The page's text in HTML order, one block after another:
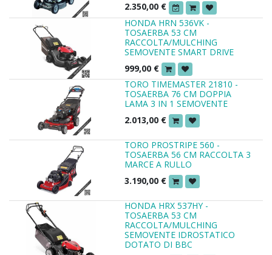
2.350,00 €
HONDA HRN 536VK -
TOSAERBA 53 CM
RACCOLTA/MULCHING
SEMOVENTE SMART DRIVE
999,00 €
TORO TIMEMASTER 21810 -
TOSAERBA 76 CM DOPPIA
LAMA 3 IN 1 SEMOVENTE
2.013,00 €
TORO PROSTRIPE 560 -
TOSAERBA 56 CM RACCOLTA 3
MARCE A RULLO
3.190,00 €
HONDA HRX 537HY -
TOSAERBA 53 CM
RACCOLTA/MULCHING
SEMOVENTE IDROSTATICO
DOTATO DI BBC